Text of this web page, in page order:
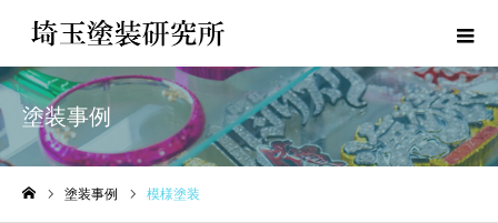
塗装事例
塗装事例 模様塗装